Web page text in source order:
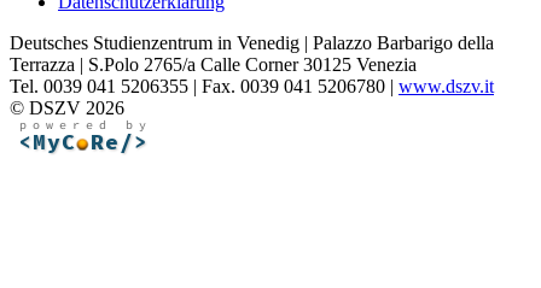
Deutsches Studienzentrum in Venedig | Palazzo Barbarigo della
Terrazza | S.Polo 2765/a Calle Corner 30125 Venezia
Tel. 0039 041 5206355 | Fax. 0039 041 5206780 | www.dszv.it
© DSZV 2026